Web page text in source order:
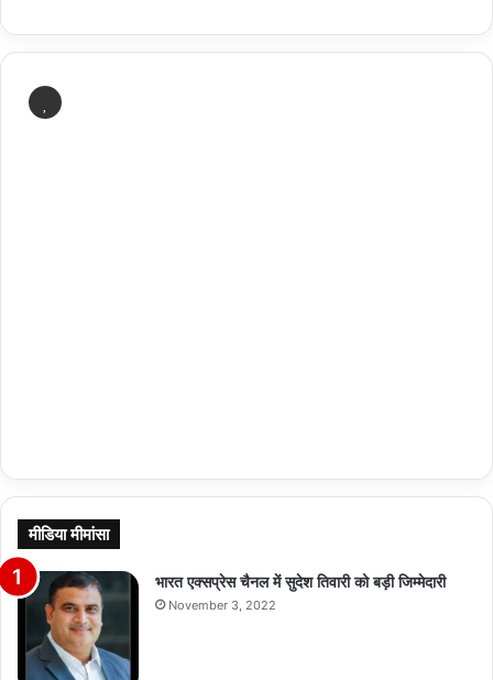
मीडिया मीमांसा
भारत एक्सप्रेस चैनल में सुदेश तिवारी को बड़ी जिम्मेदारी
November 3, 2022